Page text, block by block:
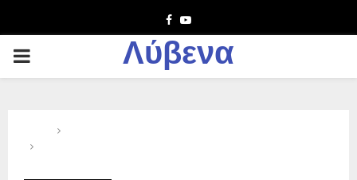
Facebook
Youtube
PRIMARY
Λύβενα